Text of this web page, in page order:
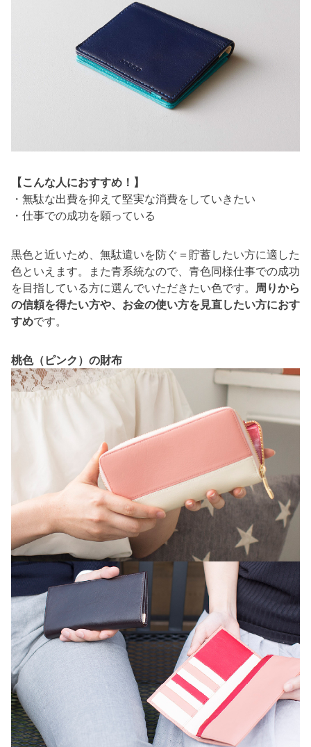
【こんな人におすすめ！】
・無駄な出費を抑えて堅実な消費をしていきたい
・仕事での成功を願っている
黒色と近いため、無駄遣いを防ぐ＝貯蓄したい方に適した
色といえます。また青系統なので、青色同様仕事での成功
を目指している方に選んでいただきたい色です。 周りから
の信頼を得たい方や、お金の使い方を見直したい方におす
すめです。
桃色（ピンク）の財布